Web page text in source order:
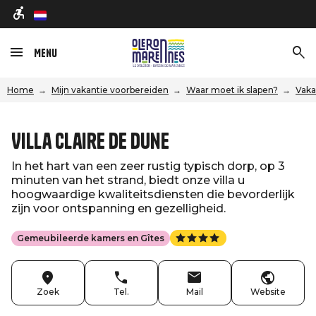
nl
Menu
Home Mijn vakantie voorbereiden Waar moet ik slapen?
Villa Claire de dune
In het hart van een zeer rustig typisch dorp, op 3
minuten van het strand, biedt onze villa u
hoogwaardige kwaliteitsdiensten die bevorderlijk
zijn voor ontspanning en gezelligheid.
Gemeubileerde kamers en Gîtes
Zoek Tel. Mail Website